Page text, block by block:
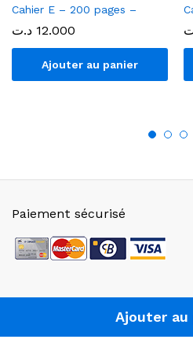
Ajouter au
Cahier E – 200 pages –
12.000 د.ت
Ajouter au panier
©2022. Librairie Sfax -
Paiement sécurisé